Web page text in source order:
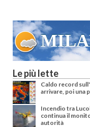
Le più lette
Caldo record
arrivare, poi una
Incendio tra
continua il
autorità